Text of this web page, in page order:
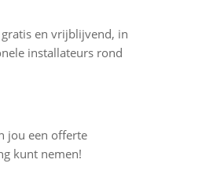
en vrijblijvend, in
installateurs rond
jou een offerte
kunt nemen!